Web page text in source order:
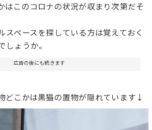
はこのコロナの状況が収まり次第だそ
スペースを探している方は覚えておく
しょうか。
広告の後にも続きます
どこかは黒猫の置物が隠れています↓